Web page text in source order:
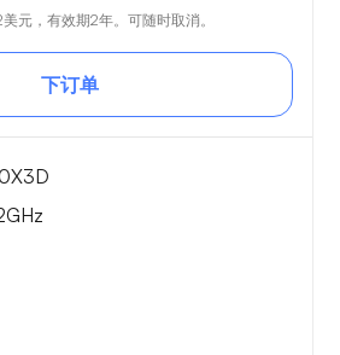
美元，有效期2年。可随时取消。
下订单